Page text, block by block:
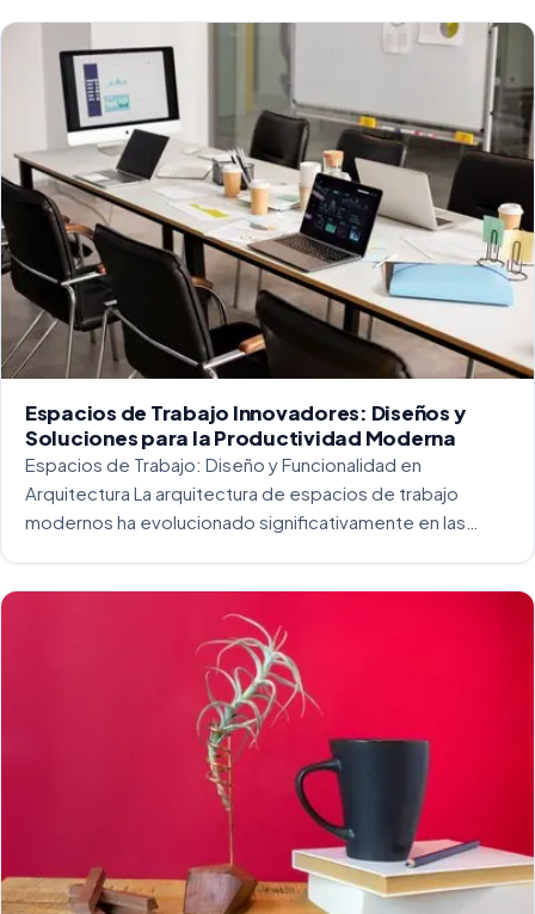
Espacios de Trabajo Innovadores: Diseños y
Soluciones para la Productividad Moderna
Espacios de Trabajo: Diseño y Funcionalidad en
Arquitectura La arquitectura de espacios de trabajo
modernos ha evolucionado significativamente en las